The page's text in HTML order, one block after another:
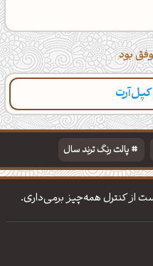
بود
کپل‌آرت
پالت رنگ ترند سال
تایپوگرافی شعر مولانا
از کنترل همه‌چیز برمی‌داری.